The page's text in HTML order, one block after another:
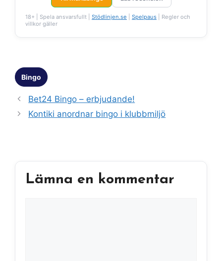
18+ | Spela ansvarsfullt | Stödlinjen.se Spelpaus | Regler och
villkor gäller
Kategorier
Bingo
Bet24 Bingo – erbjudande!
Kontiki anordnar bingo i klubbmiljö
Lämna en kommentar